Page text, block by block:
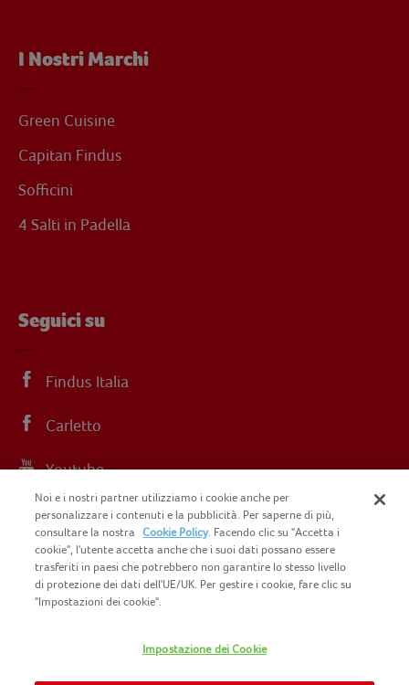
I Nostri Marchi
Green Cuisine
Capitan Findus
Sofficini
4 Salti in Padella
Seguici su
Findus Italia
Carletto
Youtube
Instagram
IT07015700961
Noi e i nostri partner utilizziamo i cookie anche per
personalizzare i contenuti e la pubblicità. Per saperne di più,
consultare la nostra
Cookie Policy. Facendo clic su "Accetta i
cookie", l'utente accetta anche che i suoi dati possano essere
trasferiti in paesi che potrebbero non garantire lo stesso livello
di protezione dei dati dell'UE/UK. Per gestire i cookie, fare clic su
"Impostazioni dei cookie".
Impostazione dei Cookie